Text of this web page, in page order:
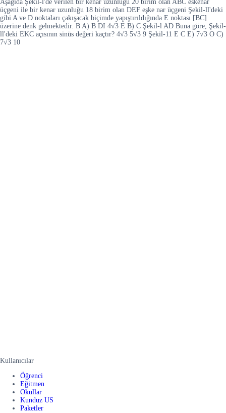
Aşağıda Şekil-l'de verilen bir kenar uzunluğu 20 birim olan ABC eskenar
üçgeni ile bir kenar uzunluğu 18 birim olan DEF eşke nar üçgeni Şekil-ll'deki
gibi A ve D noktaları çakışacak biçimde yapıştırıldığında E noktası [BC]
üzerine denk gelmektedir. B A) B DI 4√3 E B) C Şekil-l AD Buna göre, Şekil-
ll'deki EKC açısının sinüs değeri kaçtır? 4√3 5√3 9 Şekil-11 E C E) 7√3 O C)
7√3 10
Kullanıcılar
Öğrenci
Eğitmen
Okullar
Kunduz US
Paketler